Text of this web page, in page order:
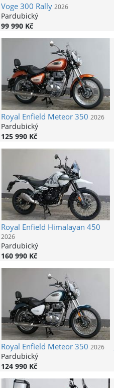
Voge300 Rally 2026
Pardubický
99 990 Kč
Royal Enfield Meteor 350 2026
Pardubický
125 990 Kč
Royal Enfield Himalayan 450
2026
Pardubický
160 990 Kč
Royal Enfield Meteor 350 2026
Pardubický
124 990 Kč